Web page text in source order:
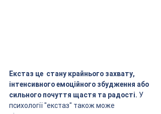
Екстаз це  стану крайнього захвату,
інтенсивного емоційного збудження або
сильного почуття щастя та радості. У
психології "екстаз" також може